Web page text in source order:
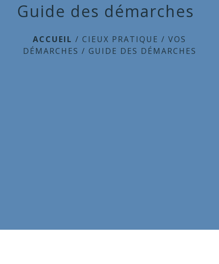
Guide des démarches
ACCUEIL / CIEUX PRATIQUE / VOS
DÉMARCHES / GUIDE DES DÉMARCHES